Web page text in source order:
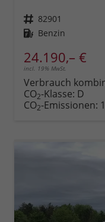
Fahrzeugnr. 82901
Kraftstoff Benzin
24.190,– €
incl. 19% MwSt.
Verbrauch
CO2-Klasse: D
CO2-Emissionen: